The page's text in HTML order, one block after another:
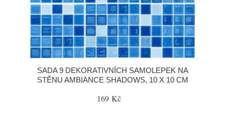
SADA 9 DEKORATIVNÍCH SAMOLEPEK NA
STĚNU AMBIANCE SHADOWS, 10 X 10 CM
169 Kč